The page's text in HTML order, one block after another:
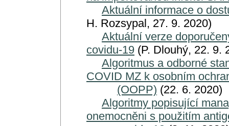
Aktuální informace o
H. Rozsypal, 27. 9. 2020)
Aktuální verze
covidu-19 (P. Dlouhý, 22. 9.
Algoritmus a odborné
COVID MZ k osobním
(OOPP) (22. 6. 2020)
Algoritmy popisující
onemocněni s použitím